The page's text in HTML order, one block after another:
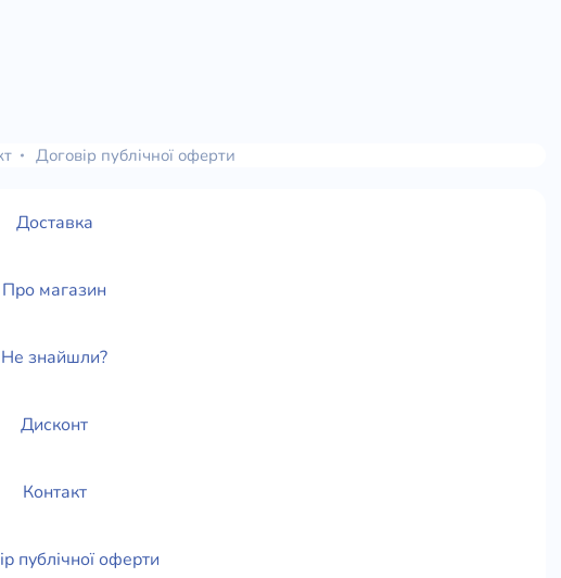
Договір публічної оферти
Доставка
Про магазин
Не знайшли?
Дисконт
Контакт
публічної оферти